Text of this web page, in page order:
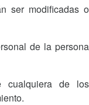
ser modificadas o
de la persona
cualquiera de los